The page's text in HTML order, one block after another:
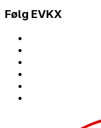
Følg EVKX